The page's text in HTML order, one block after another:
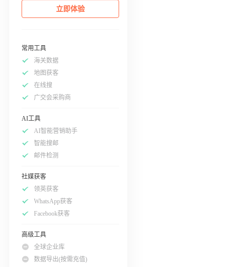
立即体验
常用工具
海关数据
地图获客
在线搜
广交会采购商
AI工具
AI智能营销助手
智能搜邮
邮件检测
社媒获客
领英获客
WhatsApp获客
Facebook获客
高级工具
全球企业库
数据导出(按需充值)